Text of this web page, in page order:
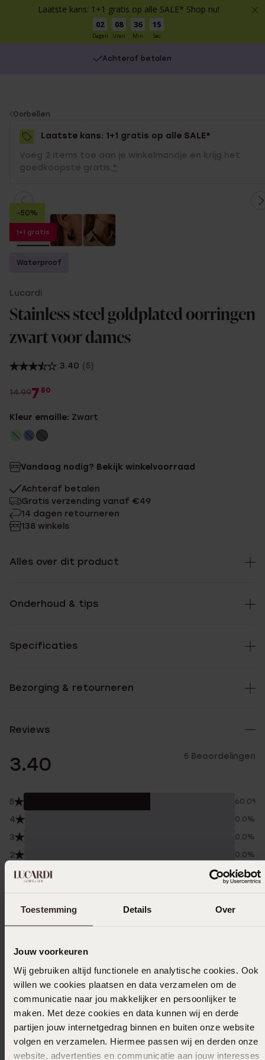
Laatste kans: 1+1 gratis op alle SALE* Shop nu!
02
Dagen
08
Uren
36
Min
15
Sec
Toestemming Details Over
Jouw voorkeuren
Wij gebruiken altijd functionele en analytische cookies. Ook
willen we cookies plaatsen en data verzamelen om de
communicatie naar jou makkelijker en persoonlijker te
maken. Met deze cookies en data kunnen wij en derde
partijen jouw internetgedrag binnen en buiten onze website
volgen en verzamelen. Hiermee passen wij en derden onze
website, advertenties en communicatie aan jouw interesses
Achteraf betalen
You
are
here:
Oorbellen
Laatste kans: 1+1 gratis op alle SALE*
Voeg 2 items toe aan je winkelmandje en krijg het
goedkoopste gratis. *
-50%
1+1 gratis
Waterproof
Lucardi
Stainless steel goldplated oorringen
zwart voor dames
3.40 (5)
14.997 50
Kleur emaille: Zwart
Vandaag nodig? Bekijk winkelvoorraad
Achteraf betalen
Gratis verzending vanaf €49
14 dagen retourneren
138 winkels
Alles over dit product
Onderhoud & tips
Specificaties
Bezorging & retourneren
Reviews
3.40 5 Beoordelingen
5 60.0%
4 0.0%
3 0.0%
2 0.0%
40.0%
Trusted shops
20-02-2025 - Sylvia H.
Deze oorbellen voldeden niet aan mijn
verwachting en ik heb ze terug gestuurd